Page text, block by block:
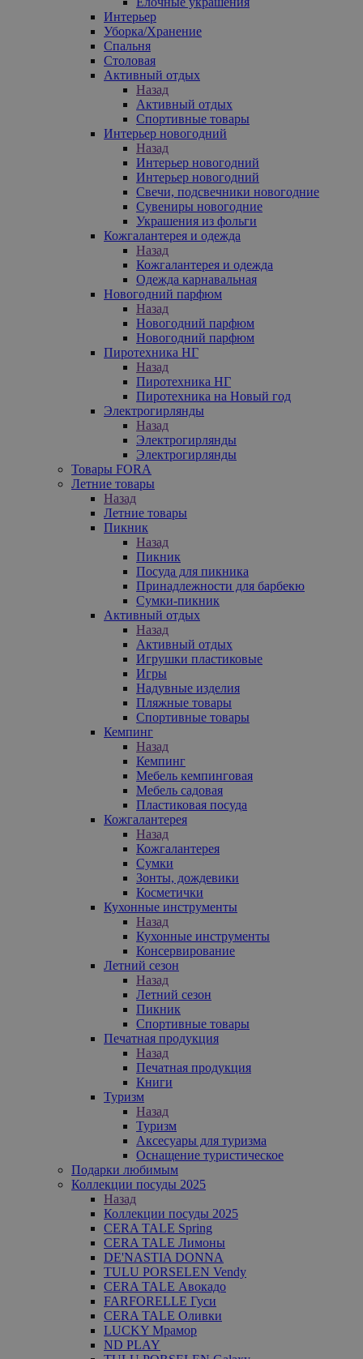
Интерьер
Уборка/Хранение
Спальня
Столовая
Активный отдых
Назад
Активный отдых
Спортивные товары
Интерьер новогодний
Назад
Интерьер новогодний
Интерьер новогодний
Свечи, подсвечники новогодние
Сувениры новогодние
Украшения из фольги
Кожгалантерея и одежда
Назад
Кожгалантерея и одежда
Одежда карнавальная
Новогодний парфюм
Назад
Новогодний парфюм
Новогодний парфюм
Пиротехника НГ
Назад
Пиротехника НГ
Пиротехника на Новый год
Электрогирлянды
Назад
Электрогирлянды
Электрогирлянды
Товары FORA
Летние товары
Назад
Летние товары
Пикник
Назад
Пикник
Посуда для пикника
Принадлежности для барбекю
Сумки-пикник
Активный отдых
Назад
Активный отдых
Игрушки пластиковые
Игры
Надувные изделия
Пляжные товары
Спортивные товары
Кемпинг
Назад
Кемпинг
Мебель кемпинговая
Мебель садовая
Пластиковая посуда
Кожгалантерея
Назад
Кожгалантерея
Сумки
Зонты, дождевики
Косметички
Кухонные инструменты
Назад
Кухонные инструменты
Консервирование
Летний сезон
Назад
Летний сезон
Пикник
Спортивные товары
Печатная продукция
Назад
Печатная продукция
Книги
Туризм
Назад
Туризм
Аксесуары для туризма
Оснащение туристическое
Подарки любимым
Коллекции посуды 2025
Назад
Коллекции посуды 2025
CERA TALE Spring
CERA TALE Лимоны
DE'NASTIA DONNA
TULU PORSELEN Vendy
CERA TALE Авокадо
FARFORELLE Гуси
CERA TALE Оливки
LUCKY Мрамор
ND PLAY